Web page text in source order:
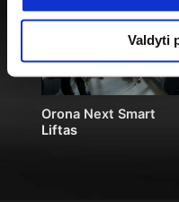
Valdyti
Orona Next Smart
Liftas